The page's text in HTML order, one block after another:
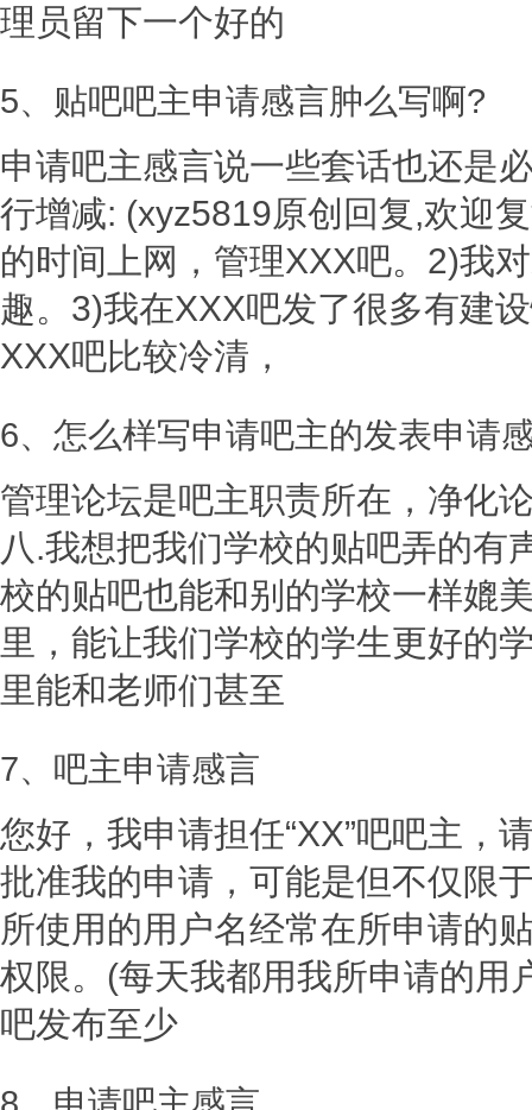
理员留下一个好的
5、贴吧吧主申请感言肿么写啊?
申请吧主感言说一些套话也还是
行增减: (xyz5819原创回复,欢迎
的时间上网，管理XXX吧。2)我
趣。3)我在XXX吧发了很多有建
XXX吧比较冷清，
6、怎么样写申请吧主的发表申请
管理论坛是吧主职责所在，净化
八.我想把我们学校的贴吧弄的有
校的贴吧也能和别的学校一样媲
里，能让我们学校的学生更好的
里能和老师们甚至
7、吧主申请感言
您好，我申请担任“XX”吧吧主，
批准我的申请，可能是但不仅限
所使用的用户名经常在所申请的
权限。(每天我都用我所申请的用
吧发布至少